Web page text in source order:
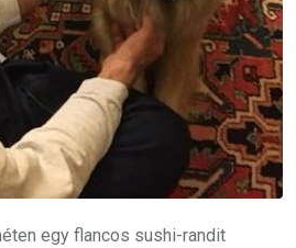
egy flancos sushi-randit